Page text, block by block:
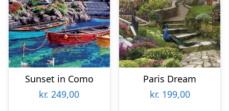
Sunset in Como
kr. 249,00
Paris Dream
kr. 199,00